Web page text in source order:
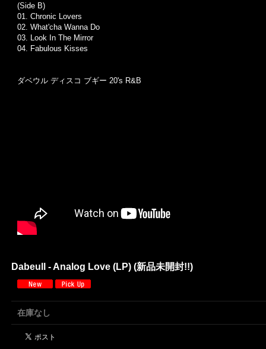
(Side B)
01. Chronic Lovers
02. What'cha Wanna Do
03. Look In The Mirror
04. Fabulous Kisses
ダベウル ディスコ ブギー 20's R&B
Dabeull - Analog Love (LP) (新品未開封!!)
在庫なし